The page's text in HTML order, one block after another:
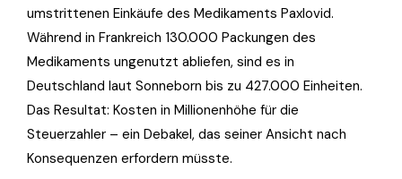
umstrittenen Einkäufe des Medikaments Paxlovid.
Während in Frankreich 130.000 Packungen des
Medikaments ungenutzt abliefen, sind es in
Deutschland laut Sonneborn bis zu 427.000 Einheiten.
Das Resultat: Kosten in Millionenhöhe für die
Steuerzahler – ein Debakel, das seiner Ansicht nach
Konsequenzen erfordern müsste.